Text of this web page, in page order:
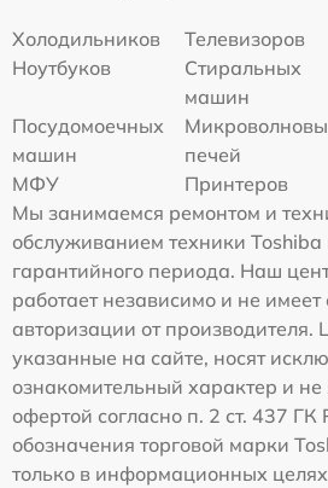
Холодильников
Телевизоров
Ноутбуков
Стиральных
машин
Посудомоечных
машин
печей
МФУ
Принтеров
Мы занимаемся ремонтом и
обслуживанием техники Toshiba
гарантийного периода. Наш
работает независимо и не
авторизации от производителя.
указанные на сайте, носят
ознакомительный характер и
офертой согласно п. 2 ст. 437
обозначения торговой марки
только в информационных